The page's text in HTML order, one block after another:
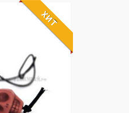
ХИТ